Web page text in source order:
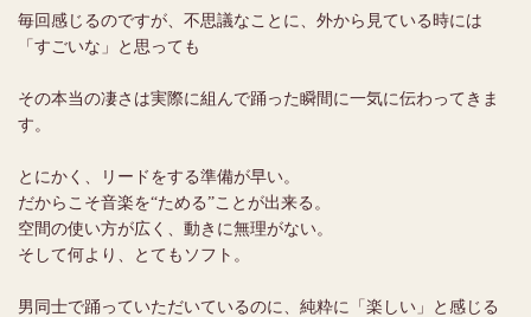
毎回感じるのですが、不思議なことに、外から見ている時には
「すごいな」と思っても
その本当の凄さは実際に組んで踊った瞬間に一気に伝わってきま
す。
とにかく、リードをする準備が早い。
だからこそ音楽を“ためる”ことが出来る。
空間の使い方が広く、動きに無理がない。
そして何より、とてもソフト。
男同士で踊っていただいているのに、純粋に「楽しい」と感じる